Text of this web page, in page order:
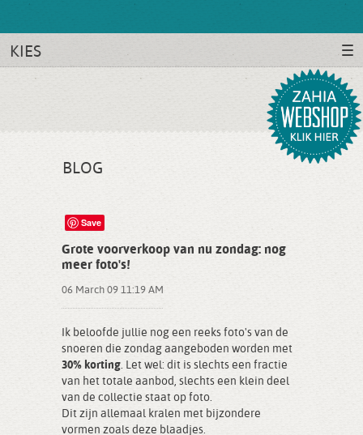
KIES
BLOG
Save
Grote voorverkoop van nu zondag: nog
meer foto's!
06 March 09 11:19 AM
Ik beloofde jullie nog een reeks foto's van de
snoeren die zondag aangeboden worden met
30% korting. Let wel: dit is slechts een fractie
van het totale aanbod, slechts een klein deel
van de collectie staat op foto.
Dit zijn allemaal kralen met bijzondere
vormen zoals deze blaadjes.